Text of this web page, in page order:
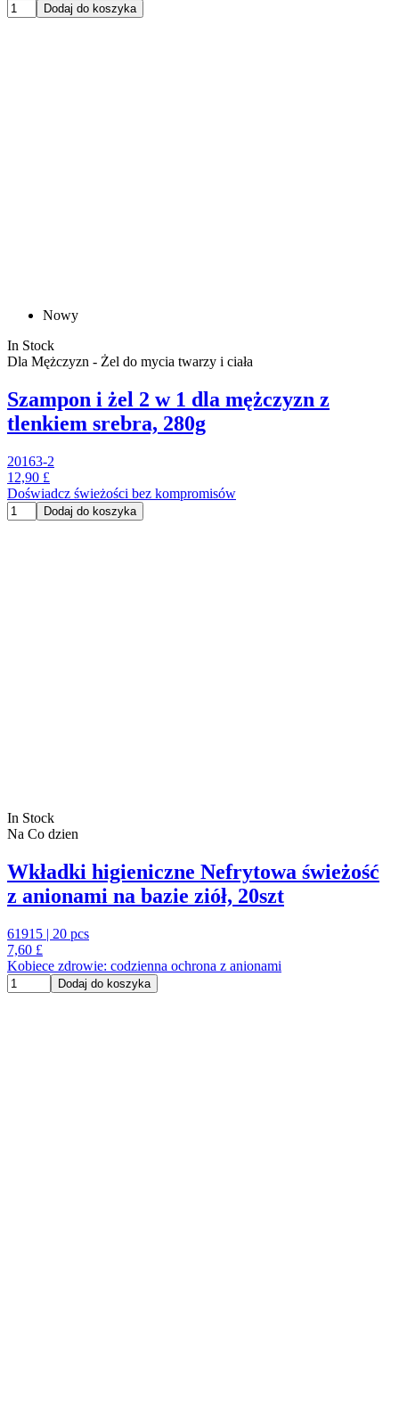
Dodaj do koszyka
Nowy
In Stock
Dla Mężczyzn - Żel do mycia twarzy i ciała
Szampon i żel 2 w 1 dla mężczyzn z
tlenkiem srebra, 280g
20163-2
12,90 £
Doświadcz świeżości bez kompromisów
Dodaj do koszyka
In Stock
Na Co dzien
Wkładki higieniczne Nefrytowa świeżość
z anionami na bazie ziół, 20szt
61915 | 20 pcs
7,60 £
Kobiece zdrowie: codzienna ochrona z anionami
Dodaj do koszyka